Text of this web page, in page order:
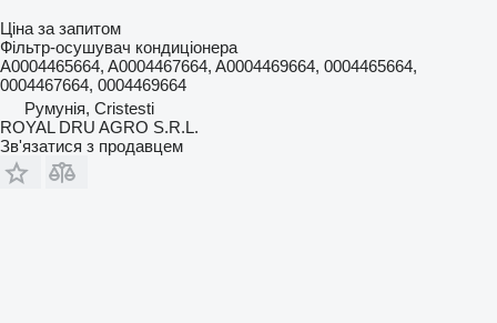
Ціна за запитом
Фільтр-осушувач кондиціонера
A0004465664, A0004467664, A0004469664, 0004465664,
0004467664, 0004469664
Румунія, Cristesti
ROYAL DRU AGRO S.R.L.
Зв'язатися з продавцем